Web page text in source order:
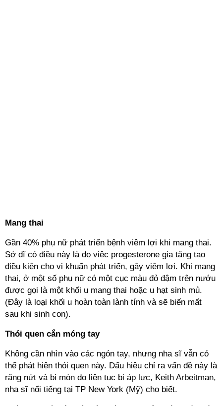
Mang thai
Gần 40% phụ nữ phát triển bệnh viêm lợi khi mang thai.
Sở dĩ có điều này là do việc progesterone gia tăng tạo
điều kiện cho vi khuẩn phát triển, gây viêm lợi. Khi mang
thai, ở một số phụ nữ có một cục màu đỏ đậm trên nướu
được gọi là một khối u mang thai hoặc u hạt sinh mủ.
(Đây là loại khối u hoàn toàn lành tính và sẽ biến mất
sau khi sinh con).
Thói quen cắn móng tay
Không cần nhìn vào các ngón tay, nhưng nha sĩ vẫn có
thể phát hiện thói quen này. Dấu hiệu chỉ ra vấn đề này là
răng nứt và bị mòn do liên tục bị áp lực, Keith Arbeitman,
nha sĩ nổi tiếng tại TP New York (Mỹ) cho biết.